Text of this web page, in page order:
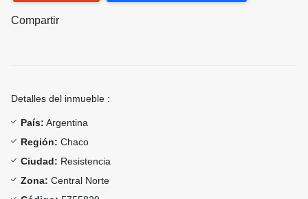
Compartir
Detalles del inmueble :
País: Argentina
Región: Chaco
Ciudad: Resistencia
Zona: Central Norte